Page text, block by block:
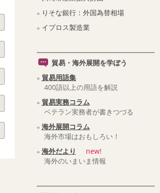
りそな銀行：外国為替相場
イプロス製造業
貿易・海外展開を学ぼう
貿易用語集
400語以上の用語を解説
貿易実務コラム
ベテラン実務者が書きつづる
海外展開コラム
海外市場はおもしろい！
海外だより
new!
海外のいまいま情報